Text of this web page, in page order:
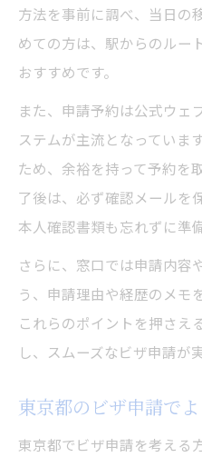
方法を事前に調べ、当日の
めての方は、駅からのルー
おすすめです。
また、申請予約は公式ウェ
ステムが主流となっていま
ため、余裕を持って予約を
了後は、必ず確認メールを
本人確認書類も忘れずに準
さらに、窓口では申請内容
う、申請理由や経歴のメモ
これらのポイントを押さえ
し、スムーズなビザ申請が
東京都のビザ申請で
東京都でビザ申請を考える